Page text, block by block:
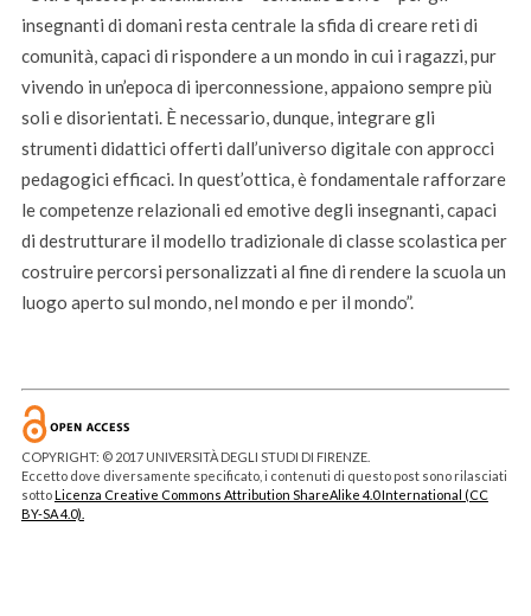
insegnanti di domani resta centrale la sfida di creare reti di
comunità, capaci di rispondere a un mondo in cui i ragazzi, pur
vivendo in un’epoca di iperconnessione, appaiono sempre più
soli e disorientati. È necessario, dunque, integrare gli
strumenti didattici offerti dall’universo digitale con approcci
pedagogici efficaci. In quest’ottica, è fondamentale rafforzare
le competenze relazionali ed emotive degli insegnanti, capaci
di destrutturare il modello tradizionale di classe scolastica per
costruire percorsi personalizzati al fine di rendere la scuola un
luogo aperto sul mondo, nel mondo e per il mondo”.
COPYRIGHT: © 2017 UNIVERSITÀ DEGLI STUDI DI FIRENZE.
Eccetto dove diversamente specificato, i contenuti di questo post sono rilasciati
sottoLicenza Creative Commons Attribution ShareAlike 4.0 International (CC
BY-SA 4.0).